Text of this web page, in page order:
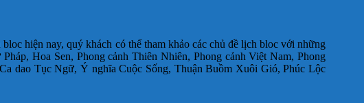
hiện nay, quý khách có thể tham khảo các chủ đề lịch bloc với những
Hoa Sen, Phong cảnh Thiên Nhiên, Phong cảnh Việt Nam, Phong
dao Tục Ngữ, Ý nghĩa Cuộc Sống, Thuận Buồm Xuôi Gió, Phúc Lộc